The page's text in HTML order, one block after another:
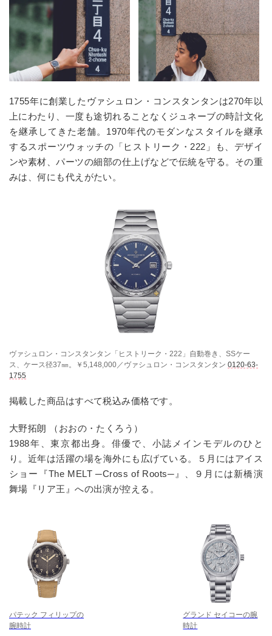
1755年に創業したヴァシュロン・コンスタンタンは270年以
上にわたり、一度も途切れることなくジュネーブの時計文化
を継承してきた老舗。1970年代のモダンなスタイルを継承
するスポーツウォッチの「ヒストリーク・222」も、デザイ
ンや素材、パーツの細部の仕上げなどで伝統を守る。その重
みは、何にも代えがたい。
ヴァシュロン・コンスタンタン「ヒストリーク・222」自動巻き、SSケー
ス、ケース径37㎜。￥5,148,000／ヴァシュロン・コンスタンタン 0120-63-
1755
掲載した商品はすべて税込み価格です。
大野拓朗 （おおの・たくろう）
1988年、東京都出身。俳優で、小誌メインモデルのひと
り。近年は活躍の場を海外にも広げている。５月にはアイス
ショー『The MELT ─Cross of Roots─』、９月には新橋演
舞場『リア王』への出演が控える。
パテック フィリップの
腕時計
グランド セイコーの腕
時計